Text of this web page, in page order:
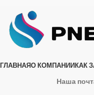
ГЛАВНАЯО КОМПАНИИКАК
Наша